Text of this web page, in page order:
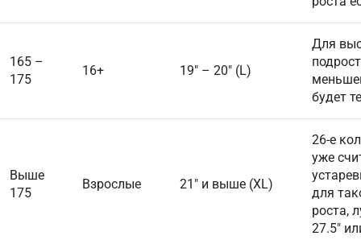
165 –
175
16+ 19″ – 20″ (L)
Для
будет
Выше
175
Взрослые 21″ и выше (XL)
26-е
уже
для
роста,
27.5″